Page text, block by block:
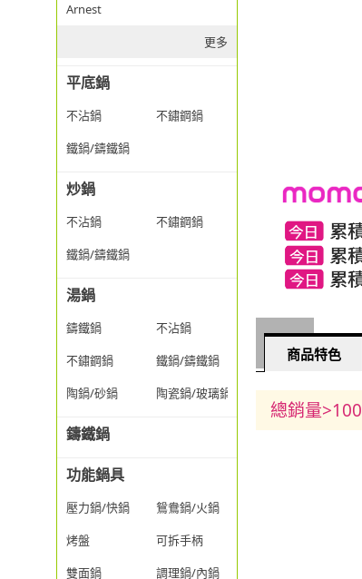
Arnest
更多
平底鍋
不沾鍋
不鏽鋼鍋
鐵鍋/鑄鐵鍋
炒鍋
不沾鍋
不鏽鋼鍋
鐵鍋/鑄鐵鍋
湯鍋
鑄鐵鍋
不沾鍋
不鏽鋼鍋
鐵鍋/鑄鐵鍋
陶鍋/砂鍋
陶瓷鍋/玻璃鍋/透明鍋
鑄鐵鍋
功能鍋具
壓力鍋/快鍋
鴛鴦鍋/火鍋
烤盤
可拆手柄
雙面鍋
調理鍋/內鍋
商品特色
總銷量>100